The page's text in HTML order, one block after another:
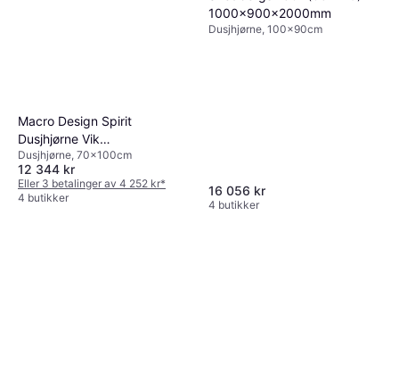
Macro Design Spirit
Dusjhjørne Vik
700x700x1970mm
Dusjhjørne, 70x100cm
12 344 kr
Eller 3 betalinger av 4 252 kr*
4 butikker
1000x900x2000mm
Dusjhjørne, 100x90cm
16 056 kr
4 butikker